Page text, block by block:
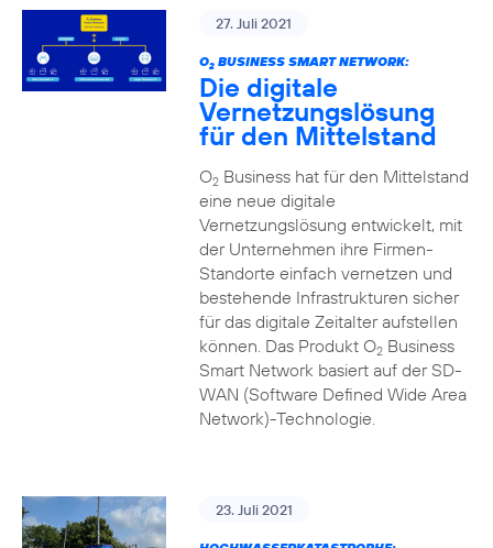
27. Juli 2021
O2BUSINESS SMART NETWORK:
Die digitale
Vernetzungslösung
für den Mittelstand
O2Business hat für den Mittelstand
eine neue digitale
Vernetzungslösung entwickelt, mit
der Unternehmen ihre Firmen-
Standorte einfach vernetzen und
bestehende Infrastrukturen sicher
für das digitale Zeitalter aufstellen
können. Das Produkt O2Business
Smart Network basiert auf der SD-
WAN (Software Defined Wide Area
Network)-Technologie.
23. Juli 2021